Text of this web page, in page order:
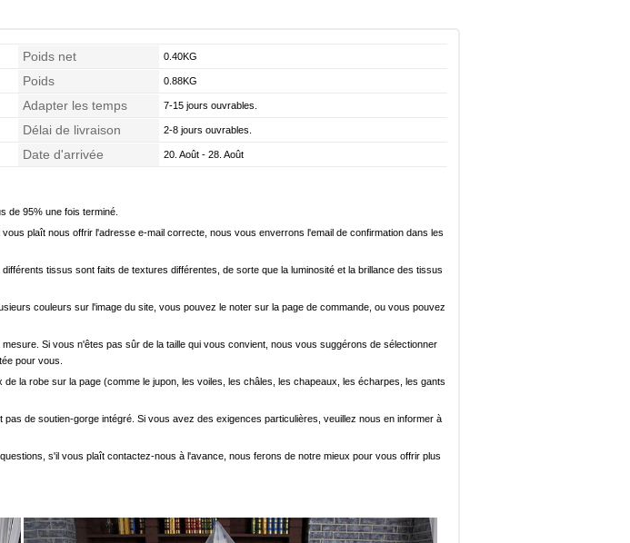
Poids net 0.40KG
Poids 0.88KG
Adapter les temps 7-15 jours ouvrables.
Délai de livraison 2-8 jours ouvrables.
Date d'arrivée 20. Août - 28. Août
de 95% une fois terminé.
plaît nous offrir l'adresse e-mail correcte, nous vous enverrons l'email de confirmation dans les
tissus sont faits de textures différentes, de sorte que la luminosité et la brillance des tissus
couleurs sur l'image du site, vous pouvez le noter sur la page de commande, ou vous pouvez
Si vous n'êtes pas sûr de la taille qui vous convient, nous vous suggérons de sélectionner
pour vous.
la robe sur la page (comme le jupon, les voiles, les châles, les chapeaux, les écharpes, les gants
de soutien-gorge intégré. Si vous avez des exigences particulières, veuillez nous en informer à
s'il vous plaît contactez-nous à l'avance, nous ferons de notre mieux pour vous offrir plus